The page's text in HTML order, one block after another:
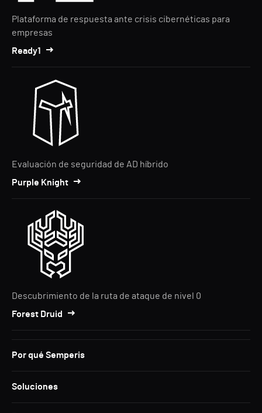
Plataforma de respuesta ante crisis cibernéticas para
empresas
Ready1
Evaluación de seguridad de AD híbrido
Purple Knight
Descubrimiento de la ruta de ataque de nivel 0
Forest Druid
Por qué Semperis
Soluciones